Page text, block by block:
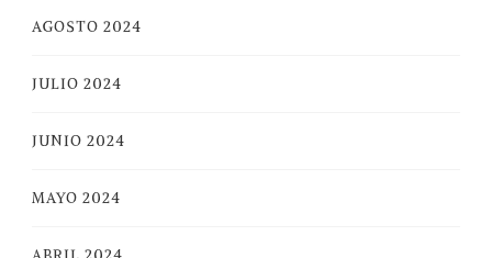
AGOSTO 2024
JULIO 2024
JUNIO 2024
MAYO 2024